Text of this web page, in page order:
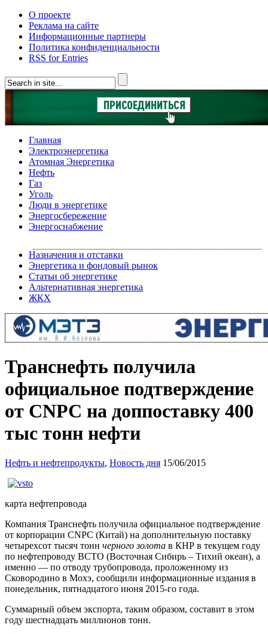
О проекте
Реклама на сайте
Информационные партнеры
Политика конфиденциальности
RSS for Entries
Главная
Электроэнергетика
Атомная Энергетика
Нефть
Газ
Уголь
Люди в энергетике
Энергосбережение
Энергоснабжение
Назначения и отставки
Энергетика и фондовый рынок
Статьи об энергетике
Альтернативная энергетика
ЖКХ
Транснефть получила
официальное подтверждение
от CNPC на доппоставку 400
тыс тонн нефти
Нефть и нефтепродукты, Новость дня 15/06/2015
карта нефтепровода
Компания Транснефть получила официальное подтверждение
от корпорации CNPC (Китай) на дополнительную поставку
четырехсот тысяч тонн черного золота в КНР в текущем году
по нефтепроводу ВСТО (Восточная Сибирь – Тихий океан), а
именно — по отводу трубопровода, проложенному из
Сковородино в Мохэ, сообщили информационные издания в
понедельник, пятнадцатого июня 2015-го года.
Суммарный объем экспорта, таким образом, составит в этом
году шестнадцать миллионов тонн.